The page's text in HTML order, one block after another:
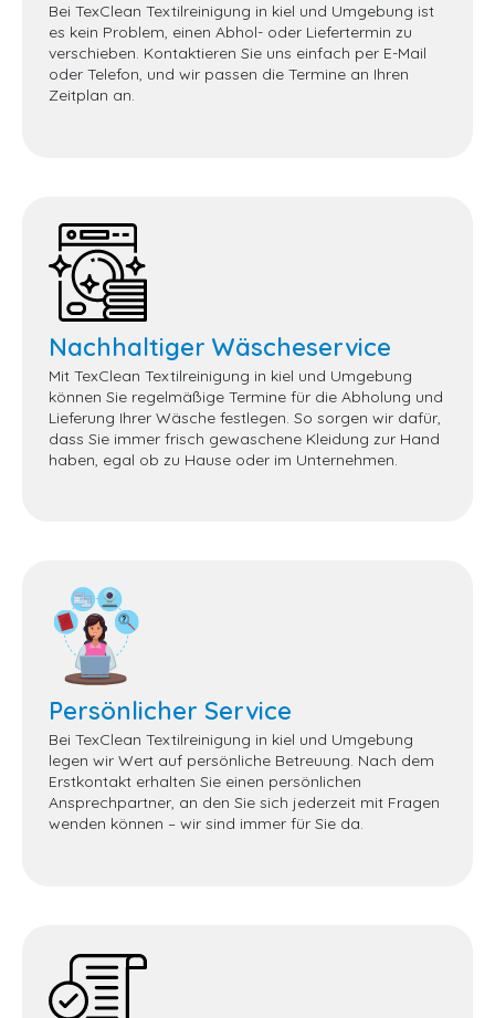
Bei TexClean Textilreinigung in kiel und Umgebung ist
es kein Problem, einen Abhol- oder Liefertermin zu
verschieben. Kontaktieren Sie uns einfach per E-Mail
oder Telefon, und wir passen die Termine an Ihren
Zeitplan an.
Nachhaltiger Wäscheservice
Mit TexClean Textilreinigung in kiel und Umgebung
können Sie regelmäßige Termine für die Abholung und
Lieferung Ihrer Wäsche festlegen. So sorgen wir dafür,
dass Sie immer frisch gewaschene Kleidung zur Hand
haben, egal ob zu Hause oder im Unternehmen.
Persönlicher Service
Bei TexClean Textilreinigung in kiel und Umgebung
legen wir Wert auf persönliche Betreuung. Nach dem
Erstkontakt erhalten Sie einen persönlichen
Ansprechpartner, an den Sie sich jederzeit mit Fragen
wenden können – wir sind immer für Sie da.